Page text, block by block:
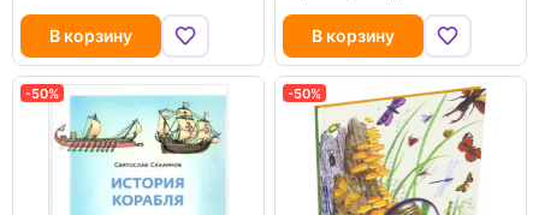
В корзину В корзину
-50% -50%